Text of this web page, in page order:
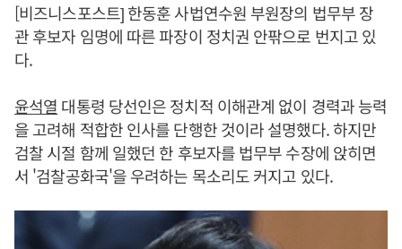
[비즈니스포스트] 한동훈 사법연수원 부원장의 법무부 장
관 후보자 임명에 따른 파장이 정치권 안팎으로 번지고 있
다.
윤석열 대통령 당선인은 정치적 이해관계 없이 경력과 능력
을 고려해 적합한 인사를 단행한 것이라 설명했다. 하지만
검찰 시절 함께 일했던 한 후보자를 법무부 수장에 앉히면
서 '검찰공화국'을 우려하는 목소리도 커지고 있다.